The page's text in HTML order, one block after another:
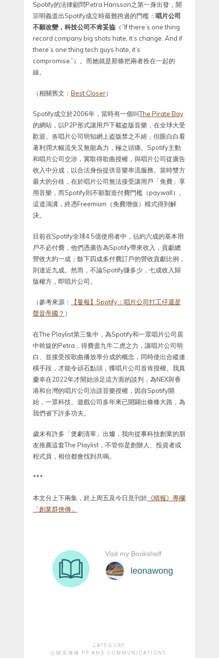
Spotify的法律顧問Petra Hansson之第一身出發，開
宗明義道出Spotify成立時最難跨過的門檻： 唱片公司
不願改變，科技公司不肯妥協 （”If there’s one thing
record company big shots hate, it’s change. And if
there’s one thing tech guys hate, it’s
compromise.”）。而她就是那條把兩者拴在一起的
線。
（相關舊文： Best Closer）
Spotify成立於2006年，當時有一個叫The Pirate Bay
的網站，以P2P形式讓用戶下載盗版音樂，在全球大受
歡迎。各唱片公司明知網上盗版禁之不絕，但眼白白看
著利潤大幅流失又無能為力，極之頭痛。Spotify主動
和唱片公司交涉，冀取得歌曲授權，與唱片公司從廣告
收入中分成，以合法身份提供音樂串流服務。當時雙方
最大的分歧，在於唱片公司無法接受讓用戶「免費」享
用音樂，而Spotify則不願製造付費門檻（paywall）。
這道鴻溝，終憑Freemium（免費增值）模式得到解
決。
目前在Spotify全球4.5億使用者中，佔約六成的基本用
戶不必付費，他們憑廣告為Spotify帶來收入，貢獻總
營收大約一成；餘下四成多付費訂戶的營收貢獻比例，
則達近九成。然而，不論Spotify賺多少，七成收入歸
版權方，即唱片公司。
（參考來源：
【曼報】Spotify：唱片公司打工仔還是
聲音帝國？ ）
在The Playlist第三集中，為Spotify和一眾唱片公司居
中斡旋的Petra，得費盡九牛二虎之力，讓唱片公司明
白、並接受按歌曲播放率分成的概念，同時使出合縱連
橫手段，才能令頑石點頭，獲唱片公司首肯授權。我真
慶幸在2022年才開始涉足這方面的談判，為NEX與香
港和台灣的唱片公司洽談音樂授權，因自Spotify開
始，一眾科技、遊戲公司多年來已開闢出條條大路，為
我們省下許多功夫。
歲末有許多「煲劇清單」出爐，我向從事科技創業的朋
友推薦這套The Playlist，不管你是創辦人、投資者或
程式員，相信都會找到共鳴。
***
本文分上下兩集，於上周五及今日見刊於 《晴報》專欄
「創業群俠傳」
CATEGORY:
公關及傳播 PR AND COMMUNICATIONS